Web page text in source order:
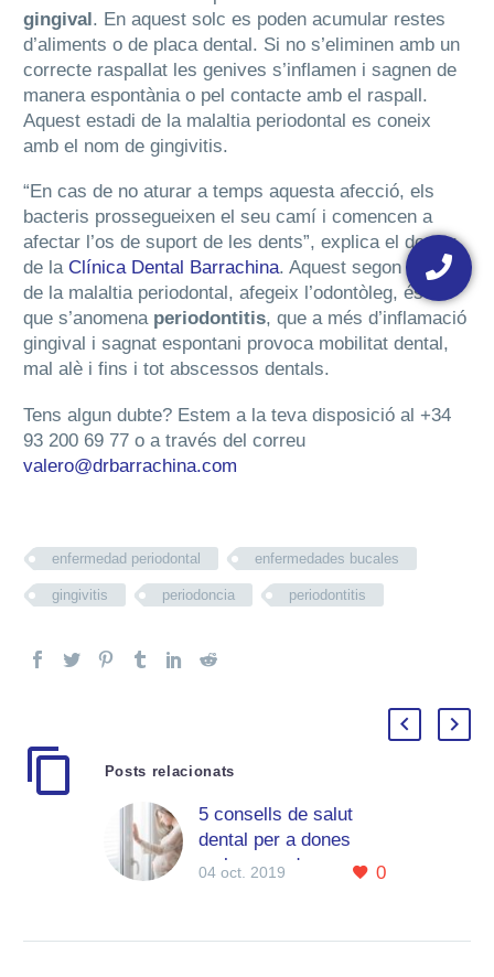
gingival. En aquest solc es poden acumular restes
d’aliments o de placa dental. Si no s’eliminen amb un
correcte raspallat les genives s’inflamen i sagnen de
manera espontània o pel contacte amb el raspall.
Aquest estadi de la malaltia periodontal es coneix
amb el nom de gingivitis.
“En cas de no aturar a temps aquesta afecció, els
bacteris prossegueixen el seu camí i comencen a
afectar l’os de suport de les dents”, explica el doctor
de la Clínica Dental Barrachina. Aquest segon estadi
de la malaltia periodontal, afegeix l’odontòleg, és el
que s’anomena periodontitis, que a més d’inflamació
gingival i sagnat espontani provoca mobilitat dental,
mal alè i fins i tot abscessos dentals.
Tens algun dubte? Estem a la teva disposició al +34
93 200 69 77 o a través del correu
valero@drbarrachina.com
enfermedad periodontal enfermedades bucales
gingivitis periodoncia periodontitis
Posts relacionats
5 consells de salut
dental per a dones
embarassades
sèrie de canvis
0
04 oct. 2019
Floating
button